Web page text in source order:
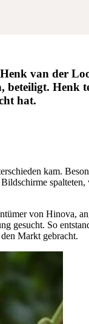
van der
Henk
hat.
kam.
spalteten,
von Hinova,
gesucht. So
Markt gebracht.